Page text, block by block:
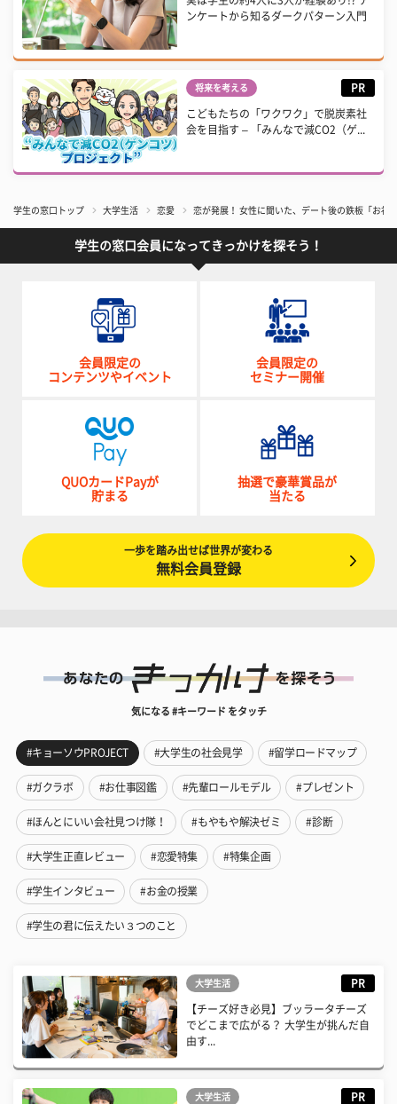
ンケートから知るダークパターン入門
将来を考える PR
こどもたちの「ワクワク」で脱炭素社
会を目指す – 「みんなで減CO2（ゲ...
学生の窓口トップ 大学生活 恋愛 恋が発展！ 女性に聞いた、デート後の鉄板「お礼
学生の窓口会員になってきっかけを探そう！
会員限定の
コンテンツやイベント
会員限定の
セミナー開催
QUOカードPayが
貯まる
抽選で豪華賞品が
当たる
一歩を踏み出せば世界が変わる
無料会員登録
気になる #キーワード をタッチ
#キョーソウPROJECT #大学生の社会見学 #留学ロードマップ
#ガクラボ #お仕事図鑑 #先輩ロールモデル #プレゼント
#ほんとにいい会社見つけ隊！ #もやもや解決ゼミ #診断
#大学生正直レビュー #恋愛特集 #特集企画
#学生インタビュー #お金の授業
#学生の君に伝えたい３つのこと
大学生活 PR
【チーズ好き必見】ブッラータチーズ
でどこまで広がる？ 大学生が挑んだ自
由す...
大学生活 PR